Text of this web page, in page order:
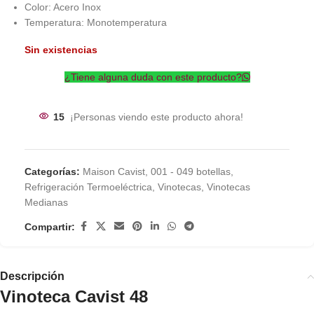
Color: Acero Inox
Temperatura: Monotemperatura
Sin existencias
¿Tiene alguna duda con este producto?
15 ¡Personas viendo este producto ahora!
Categorías: Maison Cavist 001 - 049 botellas
Refrigeración Termoeléctrica Vinotecas Vinotecas
Medianas
Compartir:
Descripción
Vinoteca Cavist 48